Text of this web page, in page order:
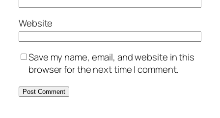
Website
Save my name, email, and website in this
browser for the next time I comment.